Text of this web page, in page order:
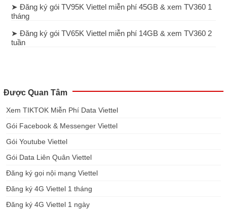
➤ Đăng ký gói TV95K Viettel miễn phí 45GB & xem TV360 1
tháng
➤ Đăng ký gói TV65K Viettel miễn phí 14GB & xem TV360 2
tuần
Được Quan Tâm
Xem TIKTOK Miễn Phí Data Viettel
Gói Facebook & Messenger Viettel
Gói Youtube Viettel
Gói Data Liên Quân Viettel
Đăng ký gọi nội mạng Viettel
Đăng ký 4G Viettel 1 tháng
Đăng ký 4G Viettel 1 ngày